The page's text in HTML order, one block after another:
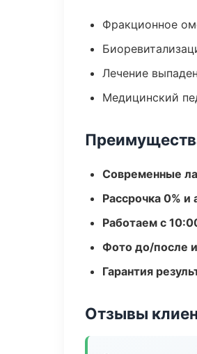
Фракционное
Лечение
Медицинский
Современные
Рассрочка 0%
Работаем с
Фото до/после
Гарантия
Отзывы